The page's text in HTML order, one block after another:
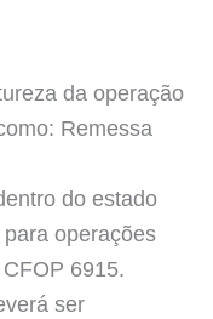
da operação
Remessa
do estado
operações
6915.
ser